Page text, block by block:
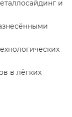
и
в лёгких